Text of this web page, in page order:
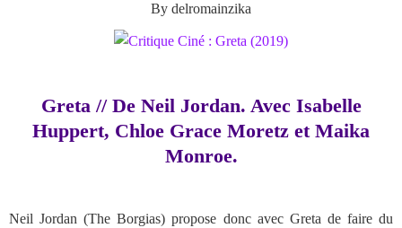
By delromainzika
Greta // De Neil Jordan. Avec Isabelle
Huppert, Chloe Grace Moretz et Maika
Monroe.
Neil Jordan (The Borgias) propose donc avec Greta de faire du